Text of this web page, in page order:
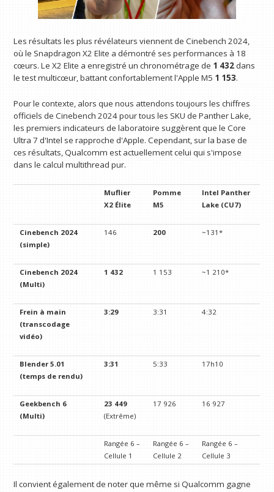
Les résultats les plus révélateurs viennent de Cinebench 2024,
où le Snapdragon X2 Elite a démontré ses performances à 18
cœurs. Le X2 Elite a enregistré un chronométrage de 1 432dans
le test multicœur, battant confortablement l'Apple M5 1 153.
Pour le contexte, alors que nous attendons toujours les chiffres
officiels de Cinebench 2024 pour tous les SKU de Panther Lake,
les premiers indicateurs de laboratoire suggèrent que le Core
Ultra 7 d'Intel se rapproche d'Apple. Cependant, sur la base de
ces résultats, Qualcomm est actuellement celui qui s'impose
dans le calcul multithread pur.
Muflier
X2 Élite
Pomme
M5
Intel Panther
Lake (CU7)
Cinebench 2024
(simple)
146 200 ~131*
Cinebench 2024
(Multi)
1 432 1 153 ~1 210*
Frein à main
(transcodage
vidéo)
3:29 3:31 4:32
Blender 5.01
(temps de rendu)
3:31 5:33 17h10
Geekbench 6
(Multi)
23 449
(Extrême)
17 926 16 927
Rangée 6 –
Cellule 1
Rangée 6 –
Cellule 2
Rangée 6 –
Cellule 3
Il convient également de noter que même si Qualcomm gagne